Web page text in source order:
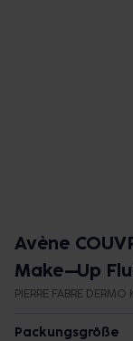
Avène
Make–Up
PIERRE FABRE
Packungsgröße